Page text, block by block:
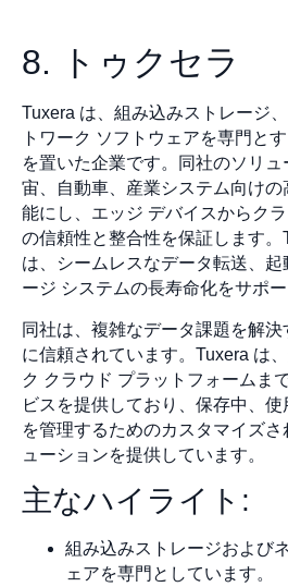
8. トゥクセラ
Tuxera は、組み込みストレージ
トワーク ソフトウェアを専門と
を置いた企業です。同社のソリ
宙、自動車、産業システム向け
能にし、エッジ デバイスからク
の信頼性と整合性を保証します
は、シームレスなデータ転送、
ージ システムの長寿命化をサポー
同社は、複雑なデータ課題を解
に信頼されています。Tuxera は
ク クラウド プラットフォームま
ビスを提供しており、保存中、
を管理するためのカスタマイズさ
ューションを提供しています。
主なハイライト:
組み込みストレージおよび
ェアを専門としています。